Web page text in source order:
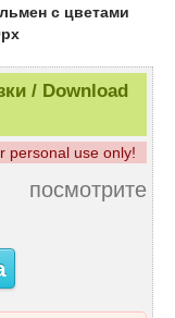
с цветами
/ Download
personal use only!